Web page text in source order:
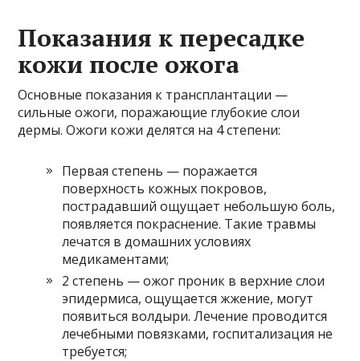
Показания к пересадке
кожи после ожога
Основные показания к трансплантации —
сильные ожоги, поражающие глубокие слои
дермы. Ожоги кожи делятся на 4 степени:
Первая степень — поражается
поверхность кожных покровов,
пострадавший ощущает небольшую боль,
появляется покраснение. Такие травмы
лечатся в домашних условиях
медикаментами;
2 степень — ожог проник в верхние слои
эпидермиса, ощущается жжение, могут
появиться волдыри. Лечение проводится
лечебными повязками, госпитализация не
требуется;